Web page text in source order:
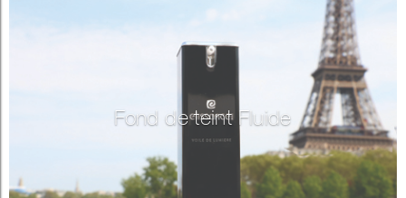
Fond de teint Fluide